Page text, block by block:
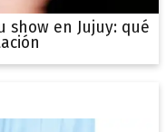
show en Jujuy: qué